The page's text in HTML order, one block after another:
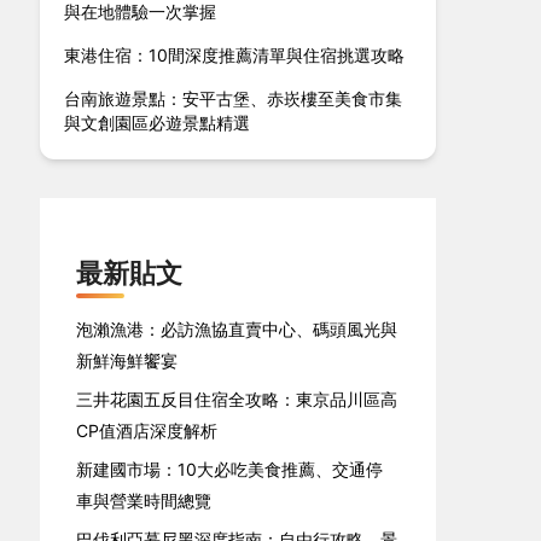
與在地體驗一次掌握
東港住宿：10間深度推薦清單與住宿挑選攻略
台南旅遊景點：安平古堡、赤崁樓至美食市集
與文創園區必遊景點精選
最新貼文
泡瀨漁港：必訪漁協直賣中心、碼頭風光與
新鮮海鮮饗宴
三井花園五反目住宿全攻略：東京品川區高
CP值酒店深度解析
新建國市場：10大必吃美食推薦、交通停
車與營業時間總覽